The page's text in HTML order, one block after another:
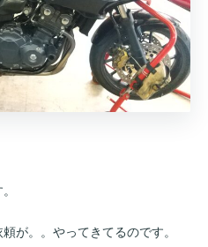
が。。やってきてるのです。